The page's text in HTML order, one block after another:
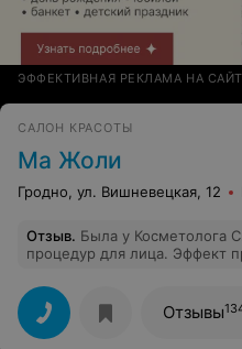
ЭФФЕКТИВНАЯ РЕКЛАМА НА
САЛОН КРАСОТЫ
Ма Жоли
Гродно, ул. Вишневецкая, 12
Отзыв. Была у Косметолога
процедур для лица. Эффект
ещё!
Отзывы